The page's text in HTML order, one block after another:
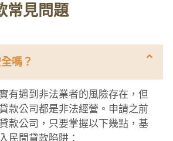
常見問題
嗎？
有遇到非法業者的風險存在，但
款公司都是非法經營。申請之前
款公司，只要掌握以下幾點，基
民間貸款陷阱：